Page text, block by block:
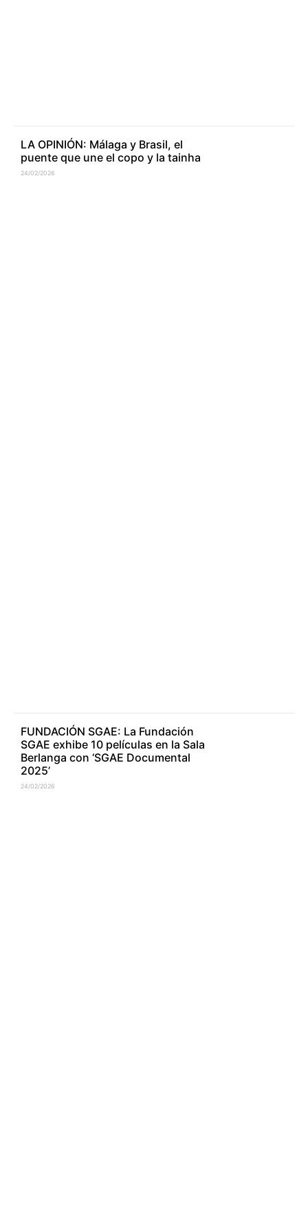
LA OPINIÓN: Málaga y Brasil, el
puente que une el copo y la tainha
24/02/2026
FUNDACIÓN SGAE: La Fundación
SGAE exhibe 10 películas en la Sala
Berlanga con ‘SGAE Documental
2025’
24/02/2026